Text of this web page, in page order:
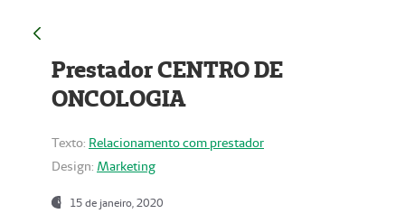
Prestador CENTRO DE
ONCOLOGIA
Texto: Relacionamento com prestador
Design: Marketing
15 de janeiro, 2020